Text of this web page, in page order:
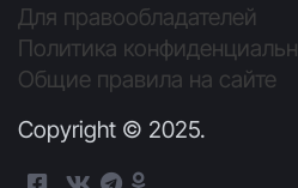
Для правообладателей
Политика
Общие правила на сайте
Copyright © 2025.